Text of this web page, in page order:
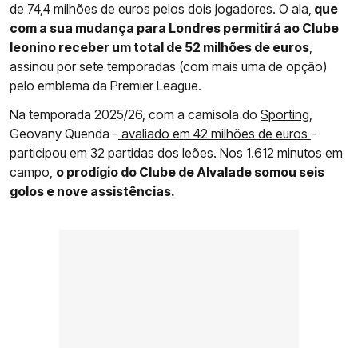
de 74,4 milhões de euros pelos dois jogadores. O ala, que
com a sua mudança para Londres permitirá ao Clube
leonino receber um total de 52 milhões de euros,
assinou por sete temporadas (com mais uma de opção)
pelo emblema da Premier League.
Na temporada 2025/26, com a camisola do Sporting,
Geovany Quenda - avaliado em 42 milhões de euros -
participou em 32 partidas dos leões. Nos 1.612 minutos em
campo, o prodígio do Clube de Alvalade somou seis
golos e nove assistências.